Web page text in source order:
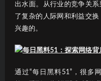
出水面。从行业的竞争关
了复杂的人际网和利益交
兴趣的。
通过“每日黑料51”，很多